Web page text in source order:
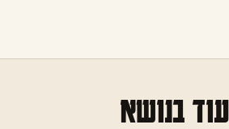
עוד בנושא